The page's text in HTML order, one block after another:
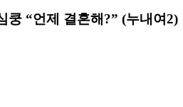
쿵 “언제 결혼해?” (누내여2)